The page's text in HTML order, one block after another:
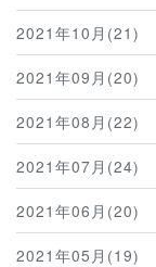
2021年10月(21)
2021年09月(20)
2021年08月(22)
2021年07月(24)
2021年06月(20)
2021年05月(19)